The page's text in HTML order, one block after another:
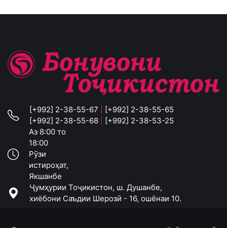
[+992] 2-38-55-67
[+992] 2-38-55-65
[+992] 2-38-55-68
[+992] 2-38-53-25
Аз 8:00 то
18:00
Рӯзи
истироҳат,
Якшанбе
Ҷумҳурии Тоҷикистон, ш. Душанбе,
хиёбони Саъдии Шерозӣ - 16, ошёнаи 10.